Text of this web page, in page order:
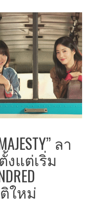
ลา
งแต่เริ่ม
ติใหม่